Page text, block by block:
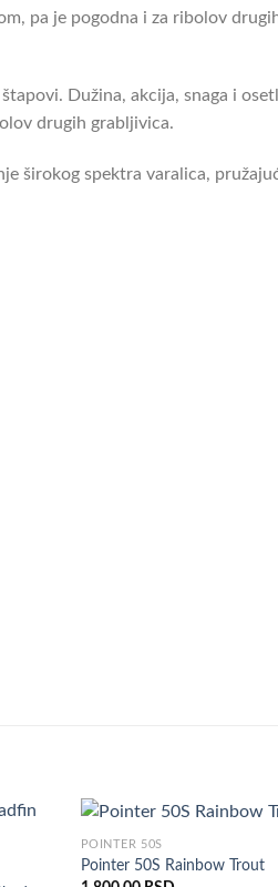
pa je pogodna i za ribolov
Dužina, akcija, snaga i
drugih grabljivica.
širokog spektra varalica,
POINTER 50S
Pointer 50S Rainbow Trout